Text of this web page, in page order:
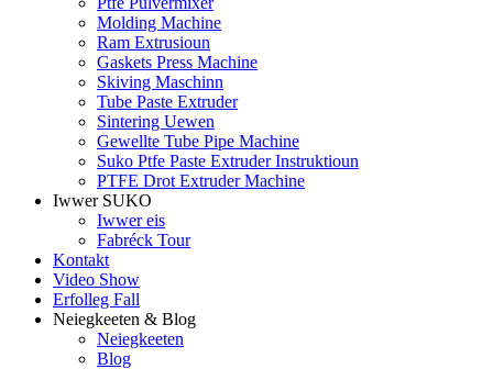
Molding Machine
Ram Extrusioun
Gaskets Press Machine
Skiving Maschinn
Tube Paste Extruder
Sintering Uewen
Gewellte Tube Pipe Machine
Suko Ptfe Paste Extruder Instruktioun
PTFE Drot Extruder Machine
Iwwer SUKO
Iwwer eis
Fabréck Tour
Kontakt
Video Show
Erfolleg Fall
Neiegkeeten & Blog
Neiegkeeten
Blog